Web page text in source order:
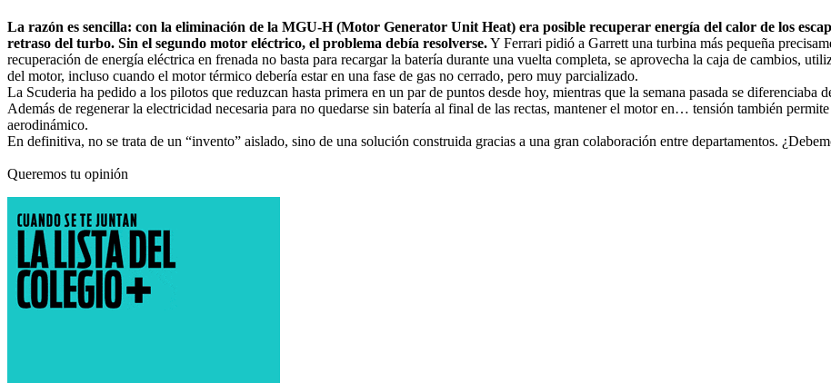
La razón es sencilla: con la eliminación de la MGU-H (Motor Generator Unit Heat) era posible recuperar energía del calor de los
retraso del turbo. Sin el segundo motor eléctrico, el problema debía resolverse.Y Ferrari pidió a Garrett una turbina más pequeña
recuperación de energía eléctrica en frenada no basta para recargar la batería durante una vuelta completa, se aprovecha la caja de cambios,
del motor, incluso cuando el motor térmico debería estar en una fase de gas no cerrado, pero muy parcializado.
La Scuderia ha pedido a los pilotos que reduzcan hasta primera en un par de puntos desde hoy, mientras que la semana pasada se diferenciaba
Además de regenerar la electricidad necesaria para no quedarse sin batería al final de las rectas, mantener el motor en… tensión también
aerodinámico.
En definitiva, no se trata de un “invento” aislado, sino de una solución construida gracias a una gran colaboración entre departamentos.
Queremos tu opinión